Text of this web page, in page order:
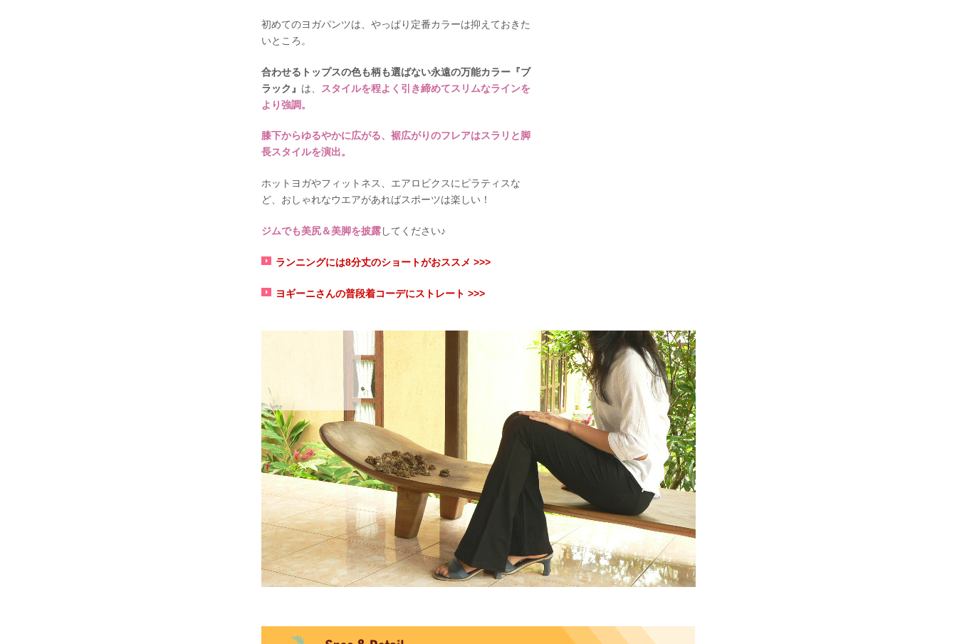
初めてのヨガパンツは、やっぱり定番カラーは抑えておきた
いところ。
合わせるトップスの色も柄も選ばない永遠の万能カラー『ブ
ラック』 は、
スタイルを程よく引き締めてスリムなラインを
より強調。
膝下からゆるやかに広がる、裾広がりのフレアはスラリと脚
長スタイルを演出。
ホットヨガやフィットネス、エアロビクスにピラティスな
ど、おしゃれなウエアがあればスポーツは楽しい！
ジムでも美尻＆美脚を披露してください♪
ランニングには8分丈のショートがおススメ >>>
ヨギーニさんの普段着コーデにストレート >>>